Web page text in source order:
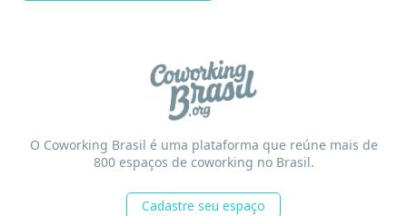
O Coworking Brasil é uma plataforma que reúne mais de
800 espaços de coworking no Brasil.
Cadastre seu espaço